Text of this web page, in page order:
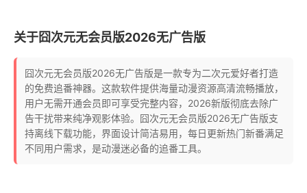
关于囧次元无会员版2026无广告版
囧次元无会员版2026无广告版是一款专为二次元爱好者打造
的免费追番神器。这款软件提供海量动漫资源高清流畅播放，
用户无需开通会员即可享受完整内容，2026新版彻底去除广
告干扰带来纯净观影体验。囧次元无会员版2026无广告版支
持离线下载功能，界面设计简洁易用，每日更新热门新番满足
不同用户需求，是动漫迷必备的追番工具。